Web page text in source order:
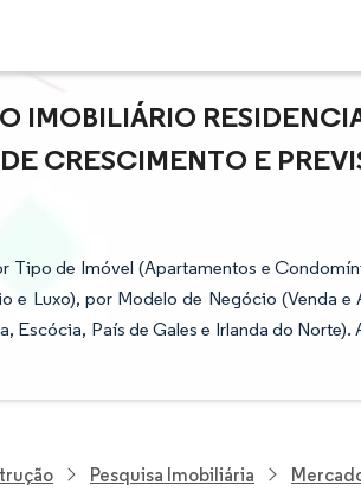
IMOBILIÁRIO
CRESCIMENTO E
de Imóvel (Apartamentos e
e Luxo), por Modelo de Negócio (Venda e
Escócia, País de Gales e Irlanda do Norte).
Pesquisa Imobiliária